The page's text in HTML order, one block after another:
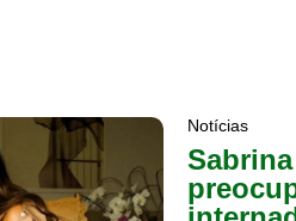
Notícias